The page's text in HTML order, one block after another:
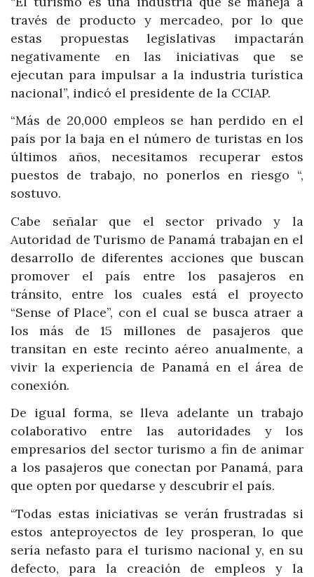
través de producto y mercadeo, por lo que
estas propuestas legislativas impactarán
negativamente en las iniciativas que se
ejecutan para impulsar a la industria turística
nacional”, indicó el presidente de la CCIAP.
“Más de 20,000 empleos se han perdido en el
país por la baja en el número de turistas en los
últimos años, necesitamos recuperar estos
puestos de trabajo, no ponerlos en riesgo “,
sostuvo.
Cabe señalar que el sector privado y la
Autoridad de Turismo de Panamá trabajan en el
desarrollo de diferentes acciones que buscan
promover el país entre los pasajeros en
tránsito, entre los cuales está el proyecto
“Sense of Place”, con el cual se busca atraer a
los más de 15 millones de pasajeros que
transitan en este recinto aéreo anualmente, a
vivir la experiencia de Panamá en el área de
conexión.
De igual forma, se lleva adelante un trabajo
colaborativo entre las autoridades y los
empresarios del sector turismo a fin de animar
a los pasajeros que conectan por Panamá, para
que opten por quedarse y descubrir el país.
“Todas estas iniciativas se verán frustradas si
estos anteproyectos de ley prosperan, lo que
sería nefasto para el turismo nacional y, en su
defecto, para la creación de empleos y la